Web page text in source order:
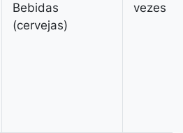
Bebidas
(cervejas)
vezes